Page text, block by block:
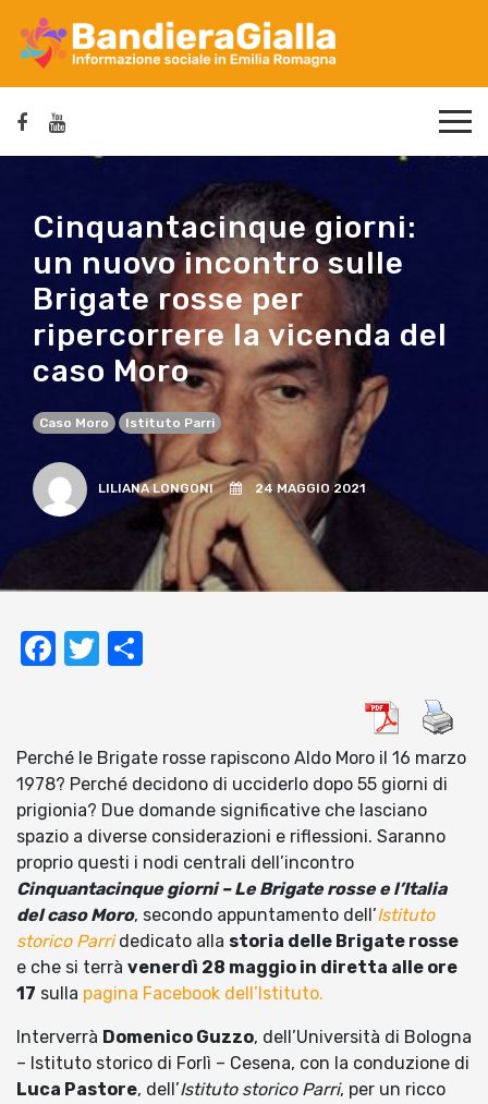
Cinquantacinque giorni:
un nuovo incontro sulle
Brigate rosse per
ripercorrere la vicenda del
caso Moro
Caso Moro Istituto Parri
LILIANA LONGONI 24 MAGGIO 2021
Facebook
Twitter
Perché le Brigate rosse rapiscono Aldo Moro il 16 marzo
1978? Perché decidono di ucciderlo dopo 55 giorni di
prigionia? Due domande significative che lasciano
spazio a diverse considerazioni e riflessioni. Saranno
proprio questi i nodi centrali dell’incontro
Cinquantacinque giorni – Le Brigate rosse e l’Italia
del caso Moro, secondo appuntamento dell’Istituto
storico Parridedicato alla storia delle Brigate rosse
e che si terrà venerdì 28 maggio in diretta alle ore
17 sulla pagina Facebook dell’Istituto.
Interverrà Domenico Guzzo, dell’Università di Bologna
– Istituto storico di Forlì – Cesena, con la conduzione di
Luca Pastore, dell’Istituto storico Parri, per un ricco